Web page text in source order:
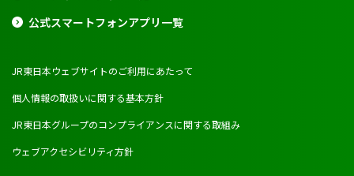
公式スマートフォンアプリ一覧
JR東日本ウェブサイトのご利用にあたって
個人情報の取扱いに関する基本方針
JR東日本グループのコンプライアンスに関する取組み
ウェブアクセシビリティ方針